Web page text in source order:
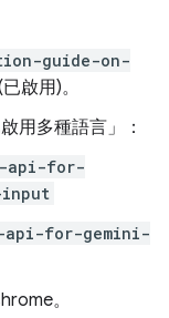
guide-on-
啟用)。
用多種語言」 ：
api-for-
input
for-gemini-
。